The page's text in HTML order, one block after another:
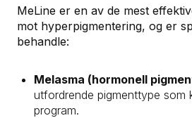
MeLine er en av de mest
mot hyperpigmentering, og er
behandle:
Melasma (hormonell
utfordrende pigmenttype som
program.